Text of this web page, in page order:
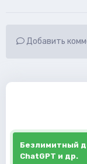
Добавить
Безлимитный
ChatGPT и др.